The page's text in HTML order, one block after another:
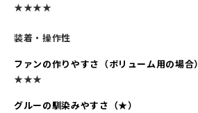
★★★★
装着・操作性
ファンの作りやすさ（ボリューム用の場合）
★★★
グルーの馴染みやすさ（★）